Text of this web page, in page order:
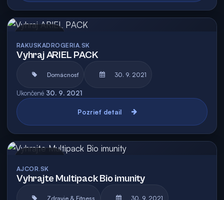
RAKUSKADROGERIA.SK
Vyhraj ARIEL PACK
Domácnosť 30. 9. 2021
Ukončené 30. 9. 2021
Pozrieť detail
AJCOR.SK
Vyhrajte Multipack Bio imunity
Zdravie & Fitness 30. 9. 2021